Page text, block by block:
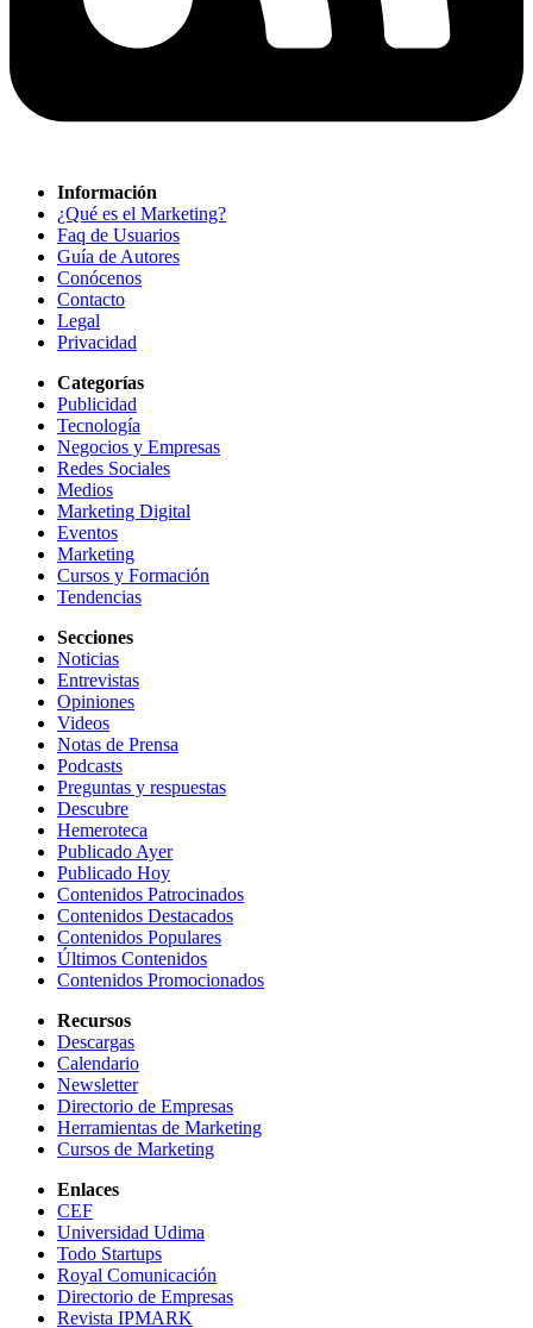
Información
¿Qué es el Marketing?
Faq de Usuarios
Guía de Autores
Conócenos
Contacto
Legal
Privacidad
Categorías
Publicidad
Tecnología
Negocios y Empresas
Redes Sociales
Medios
Marketing Digital
Eventos
Marketing
Cursos y Formación
Tendencias
Secciones
Noticias
Entrevistas
Opiniones
Videos
Notas de Prensa
Podcasts
Preguntas y respuestas
Descubre
Hemeroteca
Publicado Ayer
Publicado Hoy
Contenidos Patrocinados
Contenidos Destacados
Contenidos Populares
Últimos Contenidos
Contenidos Promocionados
Recursos
Descargas
Calendario
Newsletter
Directorio de Empresas
Herramientas de Marketing
Cursos de Marketing
Enlaces
CEF
Universidad Udima
Todo Startups
Royal Comunicación
Directorio de Empresas
Revista IPMARK